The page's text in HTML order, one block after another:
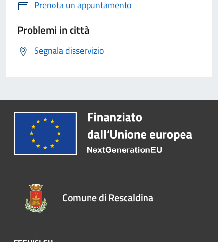
Prenota un appuntamento
Problemi in città
Segnala disservizio
Comune di Rescaldina